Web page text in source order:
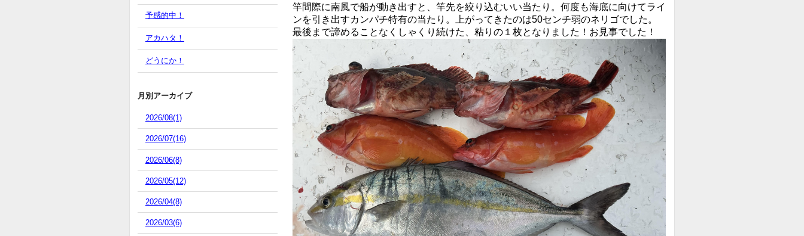
予感的中！
アカハタ！
どうにか！
月別アーカイブ
2026/08(1)
2026/07(16)
2026/06(8)
2026/05(12)
2026/04(8)
2026/03(6)
竿間際に南風で船が動き出すと、竿先を絞り込むいい当たり。何度も海底に向けてライ
ンを引き出すカンパチ特有の当たり。上がってきたのは50センチ弱のネリゴでした。
最後まで諦めることなくしゃくり続けた、粘りの１枚となりました！お見事でした！